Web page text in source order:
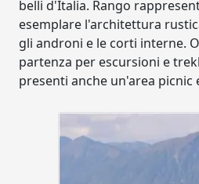
belli d'Italia. Rango
esemplare l'architettura
gli androni e le corti interne.
partenza per escursioni e
presenti anche un'area picnic